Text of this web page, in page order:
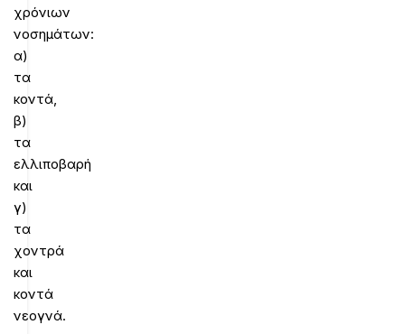
χρόνιων
νοσημάτων:
α)
τα
κοντά,
β)
τα
ελλιποβαρή
και
γ)
τα
χοντρά
και
κοντά
νεογνά.